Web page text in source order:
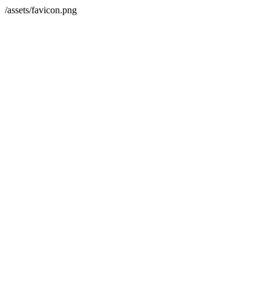
/assets/favicon.png